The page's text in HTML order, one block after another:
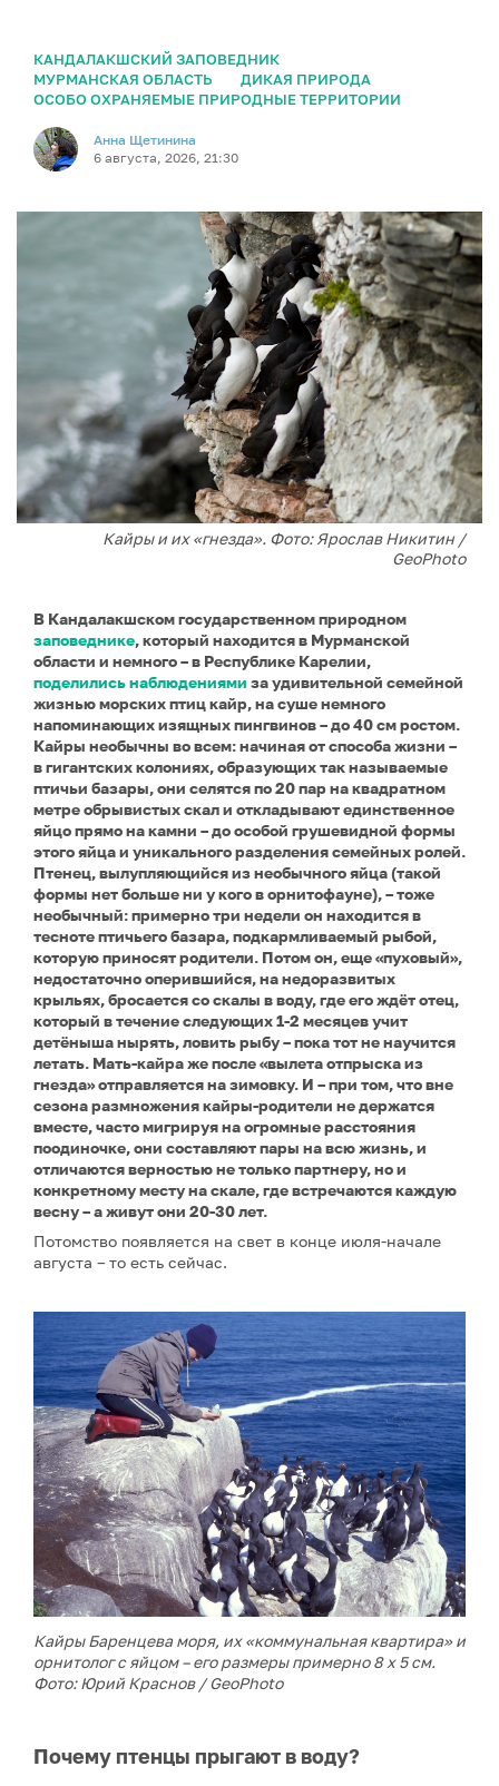
КАНДАЛАКШСКИЙ ЗАПОВЕДНИК
МУРМАНСКАЯ ОБЛАСТЬ
ДИКАЯ ПРИРОДА
ОСОБО ОХРАНЯЕМЫЕ ПРИРОДНЫЕ ТЕРРИТОРИИ
Анна Щетинина
6 августа, 2026, 21:30
Кайры и их «гнезда». Фото: Ярослав Никитин /
GeoPhoto
В Кандалакшском государственном природном
заповеднике, который находится в Мурманской
области и немного – в Республике Карелии,
поделились наблюдениями за удивительной семейной
жизнью морских птиц кайр, на суше немного
напоминающих изящных пингвинов – до 40 см ростом.
Кайры необычны во всем: начиная от способа жизни –
в гигантских колониях, образующих так называемые
птичьи базары, они селятся по 20 пар на квадратном
метре обрывистых скал и откладывают единственное
яйцо прямо на камни – до особой грушевидной формы
этого яйца и уникального разделения семейных ролей.
Птенец, вылупляющийся из необычного яйца (такой
формы нет больше ни у кого в орнитофауне), – тоже
необычный: примерно три недели он находится в
тесноте птичьего базара, подкармливаемый рыбой,
которую приносят родители. Потом он, еще «пуховый»,
недостаточно оперившийся, на недоразвитых
крыльях, бросается со скалы в воду, где его ждёт отец,
который в течение следующих 1-2 месяцев учит
детёныша нырять, ловить рыбу – пока тот не научится
летать. Мать-кайра же после «вылета отпрыска из
гнезда» отправляется на зимовку. И – при том, что вне
сезона размножения кайры-родители не держатся
вместе, часто мигрируя на огромные расстояния
поодиночке, они составляют пары на всю жизнь, и
отличаются верностью не только партнеру, но и
конкретному месту на скале, где встречаются каждую
весну – а живут они 20-30 лет.
Потомство появляется на свет в конце июля-начале
августа – то есть сейчас.
Кайры Баренцева моря, их «коммунальная квартира» и
орнитолог с яйцом – его размеры примерно 8 х 5 см.
Фото: Юрий Краснов / GeoPhoto
Почему птенцы прыгают в воду?